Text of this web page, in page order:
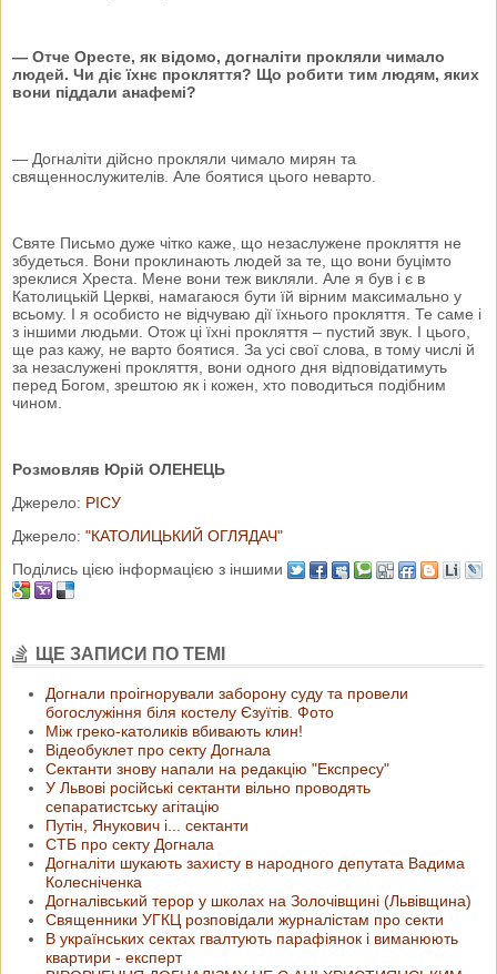
— Отче Оресте, як відомо, догналіти прокляли чимало
людей. Чи діє їхнє прокляття? Що робити тим людям, яких
вони піддали анафемі?
— Догналіти дійсно прокляли чимало мирян та
священнослужителів. Але боятися цього неварто.
Святе Письмо дуже чітко каже, що незаслужене прокляття не
збудеться. Вони проклинають людей за те, що вони буцімто
зреклися Хреста. Мене вони теж викляли. Але я був і є в
Католицькій Церкві, намагаюся бути їй вірним максимально у
всьому. І я особисто не відчуваю дії їхнього прокляття. Те саме і
з іншими людьми. Отож ці їхні прокляття – пустий звук. І цього,
ще раз кажу, не варто боятися. За усі свої слова, в тому числі й
за незаслужені прокляття, вони одного дня відповідатимуть
перед Богом, зрештою як і кожен, хто поводиться подібним
чином.
Розмовляв Юрій ОЛЕНЕЦЬ
Джерело: РІСУ
Джерело: "КАТОЛИЦЬКИЙ ОГЛЯДАЧ"
Поділись цією інформацією з іншими
ЩЕ ЗАПИСИ ПО ТЕМІ
Догнали проігнорували заборону суду та провели
богослужіння біля костелу Єзуїтів. Фото
Між греко-католиків вбивають клин!
Відеобуклет про секту Догнала
Сектанти знову напали на редакцію "Експресу"
У Львові російські сектанти вільно проводять
сепаратистську агітацію
Путін, Янукович і... сектанти
СТБ про секту Догнала
Догналіти шукають захисту в народного депутата Вадима
Колесніченка
Догналівський терор у школах на Золочівщині (Львівщина)
Священники УГКЦ розповідали журналістам про секти
В українських сектах гвалтують парафіянок і виманюють
квартири - експерт